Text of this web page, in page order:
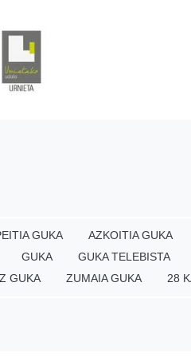
GUKA AZKOITIA GUKA
GUKA GUKA TELEBISTA
GUKA ZUMAIA GUKA 28